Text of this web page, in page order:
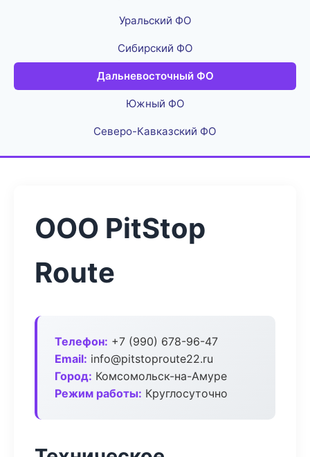
Уральский ФО
Сибирский ФО
Дальневосточный ФО
Южный ФО
Северо-Кавказский ФО
ООО PitStop
Route
Телефон: +7 (990) 678-96-47
Email: info@pitstoproute22.ru
Город: Комсомольск-на-Амуре
Режим работы: Круглосуточно